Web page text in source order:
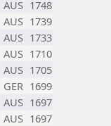
AUS 1748
AUS 1739
AUS 1733
AUS 1710
AUS 1705
GER 1699
AUS 1697
AUS 1697